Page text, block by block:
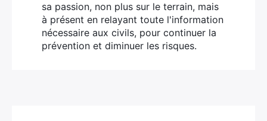
sa passion, non plus sur le terrain, mais
à présent en relayant toute l'information
nécessaire aux civils, pour continuer la
prévention et diminuer les risques.